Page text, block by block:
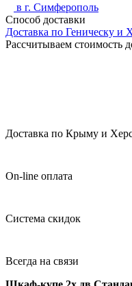
в г. Симферополь
Способ доставки
Доставка по Геническу и
Рассчитываем стоимость
Доставка по Крыму и
On-line оплата
Система скидок
Всегда на связи